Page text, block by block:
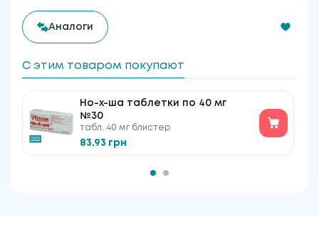
Аналоги
С этим товаром покупают
Но-х-ша таблетки по 40 мг
№30
табл. 40 мг блистер
83.93 грн